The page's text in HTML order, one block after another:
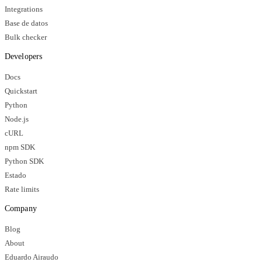
Integrations
Base de datos
Bulk checker
Developers
Docs
Quickstart
Python
Node.js
cURL
npm SDK
Python SDK
Estado
Rate limits
Company
Blog
About
Eduardo Airaudo